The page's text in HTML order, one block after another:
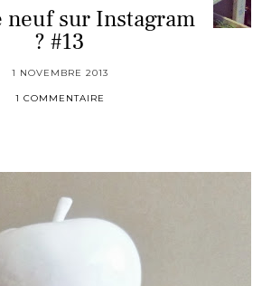
neuf sur Instagram
? #13
1 NOVEMBRE 2013
1 COMMENTAIRE